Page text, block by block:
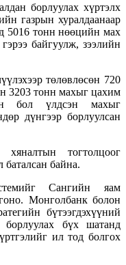
борлуулах хүртэлх
газрын хуралдаанаар
5016 тонн нөөцийн мах
байгуулж, зээлийн
төлөвлөсөн 720
3203 тонн махыг цахим
бол үлдсэн махыг
дүнгээр борлуулсан
тогтолцоог
баталсан байна.
Сангийн яам
Монголбанк болон
бүтээгдэхүүний
борлуулах бүх шатанд
ил тод болгох